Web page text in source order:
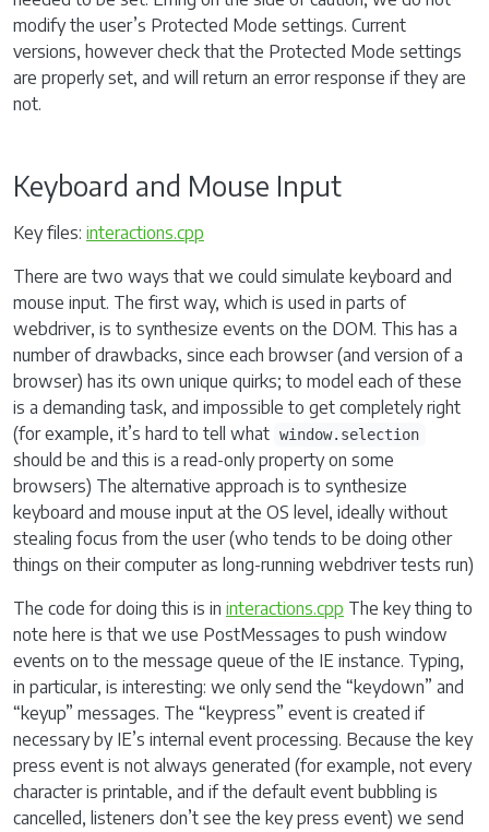
modify the user’s Protected Mode settings. Current
versions, however check that the Protected Mode settings
are properly set, and will return an error response if they are
not.
Keyboard and Mouse Input
Key files: interactions.cpp
There are two ways that we could simulate keyboard and
mouse input. The first way, which is used in parts of
webdriver, is to synthesize events on the DOM. This has a
number of drawbacks, since each browser (and version of a
browser) has its own unique quirks; to model each of these
is a demanding task, and impossible to get completely right
(for example, it’s hard to tell what window.selection
should be and this is a read-only property on some
browsers) The alternative approach is to synthesize
keyboard and mouse input at the OS level, ideally without
stealing focus from the user (who tends to be doing other
things on their computer as long-running webdriver tests run)
The code for doing this is in interactions.cpp The key thing to
note here is that we use PostMessages to push window
events on to the message queue of the IE instance. Typing,
in particular, is interesting: we only send the “keydown” and
“keyup” messages. The “keypress” event is created if
necessary by IE’s internal event processing. Because the key
press event is not always generated (for example, not every
character is printable, and if the default event bubbling is
cancelled, listeners don’t see the key press event) we send